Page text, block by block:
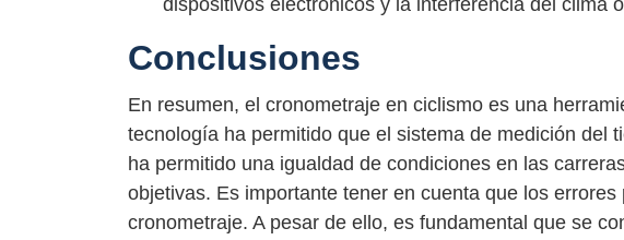
dispositivos electrónicos y la interferencia del clima
Conclusiones
En resumen, el cronometraje en ciclismo es una
tecnología ha permitido que el sistema de medición del
ha permitido una igualdad de condiciones en las
objetivas. Es importante tener en cuenta que los
cronometraje. A pesar de ello, es fundamental que se